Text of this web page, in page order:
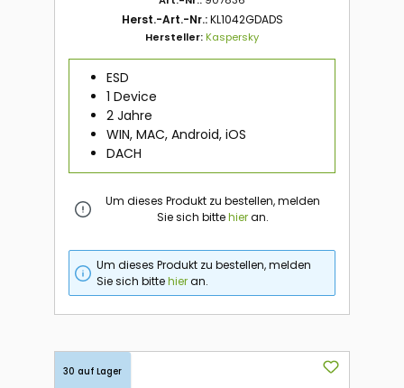
Herst.-Art.-Nr.:KL1042GDADS
Hersteller:Kaspersky
ESD
1 Device
2 Jahre
WIN, MAC, Android, iOS
DACH
Um dieses Produkt zu bestellen, melden
Sie sich bittehieran.
Um dieses Produkt zu bestellen, melden
Sie sich bittehieran.
30 auf Lager